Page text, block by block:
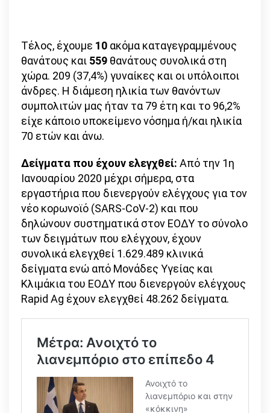
Τέλος, έχουμε 10 ακόμα καταγεγραμμένους
θανάτους και 559 θανάτους συνολικά στη
χώρα. 209 (37,4%) γυναίκες και οι υπόλοιποι
άνδρες. Η διάμεση ηλικία των θανόντων
συμπολιτών μας ήταν τα 79 έτη και το 96,2%
είχε κάποιο υποκείμενο νόσημα ή/και ηλικία
70 ετών και άνω.
Δείγματα που έχουν ελεγχθεί: Από την 1η
Ιανουαρίου 2020 μέχρι σήμερα, στα
εργαστήρια που διενεργούν ελέγχους για τον
νέο κορωνοϊό (SARS-CoV-2) και που
δηλώνουν συστηματικά στον ΕΟΔΥ το σύνολο
των δειγμάτων που ελέγχουν, έχουν
συνολικά ελεγχθεί 1.629.489 κλινικά
δείγματα ενώ από Μονάδες Υγείας και
Κλιμάκια του ΕΟΔΥ που διενεργούν ελέγχους
Rapid Ag έχουν ελεγχθεί 48.262 δείγματα.